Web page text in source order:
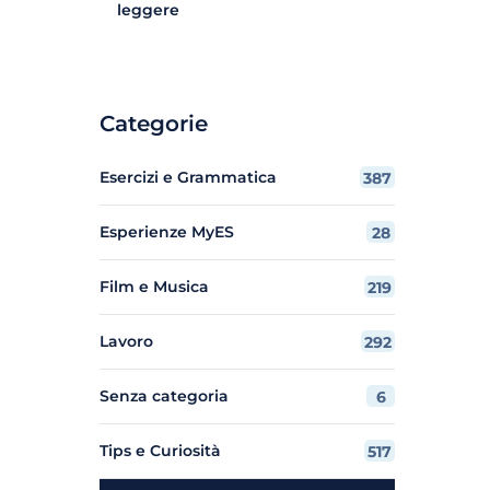
leggere
Categorie
Esercizi e Grammatica 387
Esperienze MyES 28
Film e Musica 219
Lavoro 292
Senza categoria 6
Tips e Curiosità 517